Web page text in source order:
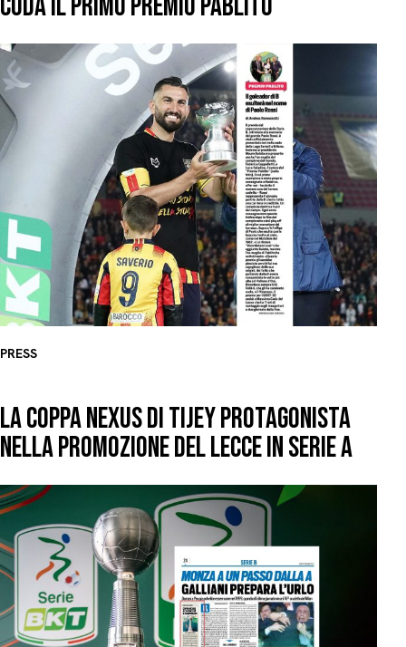
PRESS
LA COPPA NEXUS DI TIJEY PROTAGONISTA
NELLA PROMOZIONE DEL LECCE IN SERIE A